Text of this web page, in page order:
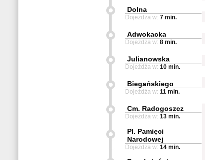
Dolna
Dojeżdża w: 7 min.
Adwokacka
Dojeżdża w: 8 min.
Julianowska
Dojeżdża w: 10 min.
Biegańskiego
Dojeżdża w: 11 min.
Cm. Radogoszcz
Dojeżdża w: 13 min.
Pl. Pamięci
Narodowej
Dojeżdża w: 14 min.